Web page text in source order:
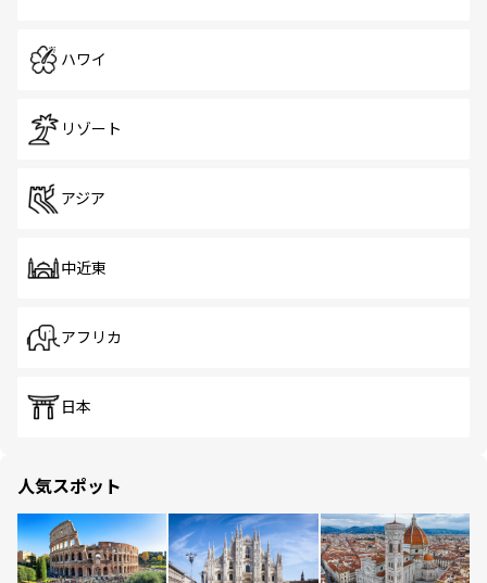
ハワイ
リゾート
アジア
中近東
アフリカ
日本
人気スポット